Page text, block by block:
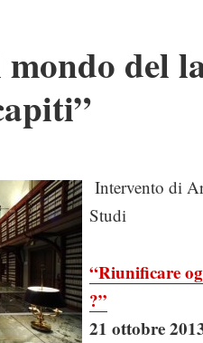
del
Intervento di
Studi
“Riunificare
?”
21 ottobre